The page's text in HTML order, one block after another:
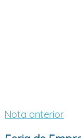
Nota anterior